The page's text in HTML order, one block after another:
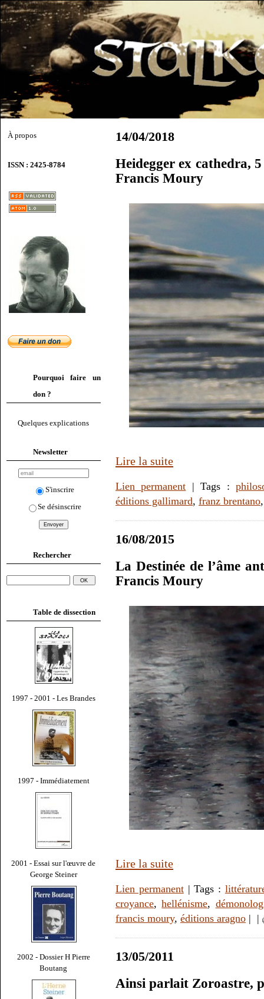
À propos
ISSN : 2425-8784
Pourquoi faire un
don ?
Quelques explications
Newsletter
S'inscrire
Se désinscrire
Rechercher
Table de dissection
1997 - 2001 - Les Brandes
1997 - Immédiatement
2001 - Essai sur l'œuvre de
George Steiner
2002 - Dossier H Pierre
Boutang
14/04/2018
Heidegger ex cathedra,
Francis Moury
Lire la suite
Lien permanent | Tags :
éditions gallimard, franz brentano
16/08/2015
La Destinée de l’âme
Francis Moury
Lire la suite
Lien permanent| Tags :
croyance,hellénisme,
francis moury, éditions aragno | |
13/05/2011
Ainsi parlait Zoroastre,